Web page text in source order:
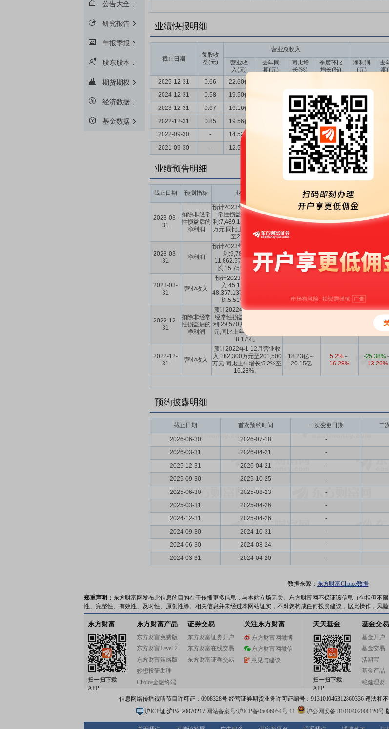
公告大全
研究报告
年报季报
股东股本
期货期权
经济数据
基金数据
业绩快报明细
截止日期
每股收
益(元)
营业总收入
营业收
入(元)
去年同
期(元)
同比增
长(%)
季度环比
增长(%)
净利润
(元)
去
期
2025-12-31
0.66 22.60亿
2024-12-31
0.58 19.50亿 20.66 16.01 3.07亿
2023-12-31
0.67 16.16亿 -17.39 4.636 3.35亿
2022-12-31
0.85 19.56亿 12.90 1.478 3.83亿
2022-09-30
- 14.52亿 15.64 -5.817 2.74亿
2021-09-30
- 12.56亿 - - 2.68亿
业绩预告明细
截止日期 预测指标 业绩变动 预测数值(元) 业绩变动同比
2023-03-
31
扣除非经常
性损益后的
净利润
预计2023年1-3月扣除非经
常性损益后的净利润盈
利:7,489.11万元至9,562.5
万元,同比上年变动:-4.31%
至22.41%。
7489万～
9563万
-4.31%～
22.41%
-21.9%
～
2023-03-
31
净利润
预计2023年1-3月净利润盈
利:9,789.11万元至
11,862.5万元,同比上年增
长:15.75%至40.26%。
9789万～
1.1863亿
15.75%～
40.26%
-9.76%
9.35%
2023-03-
31
营业收入
预计2023年1-3月营业收
入:45,115.73万元至
48,357.13万元,同比上年增
长:5.51%至13.1%。
2022-12-
31
扣除非经常
性损益后的
净利润
预计2022年1-12月扣除非
经常性损益后的净利润盈
利:29,570万元至31,370万
元,同比上年下降:2.58%至
8.17%。
-25.05%
7.67%
2022-12-
31
营业收入
预计2022年1-12月营业收
入:182,300万元至201,500
万元,同比上年增长:5.2%至
16.28%。
18.23亿～
20.15亿
5.2%～
16.28%
-25.38%
13.26%
预约披露明细
截止日期 首次预约时间 一次变更日期 二
2026-06-30 2026-07-18 -
2026-03-31
2026-04-21 -
2025-12-31
2026-04-21 -
2025-09-30
2025-10-25 -
2025-06-30
2025-08-23 -
2025-03-31
2025-04-26 -
2024-12-31
2025-04-26 -
2024-09-30
2024-10-31 -
2024-06-30
2024-08-24 -
2024-03-31
2024-04-20 -
数据来源： 东方财富Choice数据
郑重声明： 东方财富网发布此信息的目的在于传播更多信息，与本站立场无关。东方财富网不保证该信息（包括但不
性、完整性、有效性、及时性、原创性等。相关信息并未经过本网站证实，不对您构成任何投资建议，据此操作，风险
东方财富
扫一扫下载
APP
东方财富产品
东方财富免费版
东方财富Level-2
东方财富策略版
妙想投研助理
Choice金融终端
证券交易
东方财富证券开户
东方财富在线交易
东方财富证券交易
关注东方财富
东方财富网微博
东方财富网微信
意见与建议
天天基金
扫一扫下载
APP
基金交易
基金开户
基金交易
活期宝
基金产品
稳健理财
信息网络传播视听节目许可证：0908328号 经营证券期货业务许可证编号：913101046312860336 违法和
沪ICP证:沪B2-20070217 网站备案号:沪ICP备05006054号-11 沪公网安备 31010402000120号